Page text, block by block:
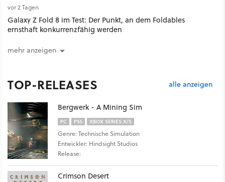
vor 2 Tagen
Galaxy Z Fold 8 im Test: Der Punkt, an dem Foldables
ernsthaft konkurrenzfähig werden
mehr anzeigen
TOP-RELEASES alle anzeigen
Bergwerk - A Mining Sim
PC PS5 XBOX SERIES X/S
Genre: Technische Simulation
Entwickler: Hindsight Studios
Release:
Crimson Desert